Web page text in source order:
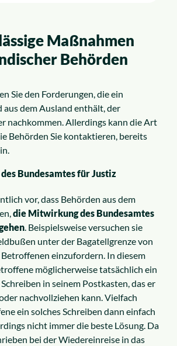
Maßnahmen
Behörden
Sie den Forderungen, die ein
aus dem Ausland enthält, der
nachkommen. Allerdings kann die Art
Behörden Sie kontaktieren, bereits
Bundesamtes für Justiz
vor, dass Behörden aus dem
die Mitwirkung des Bundesamtes
. Beispielsweise versuchen sie
unter der Bagatellgrenze von
einzufordern. In diesem
möglicherweise tatsächlich ein
in seinem Postkasten, das er
nachvollziehen kann. Vielfach
ein solches Schreiben dann einfach
nicht immer die beste Lösung. Da
bei der Wiedereinreise in das